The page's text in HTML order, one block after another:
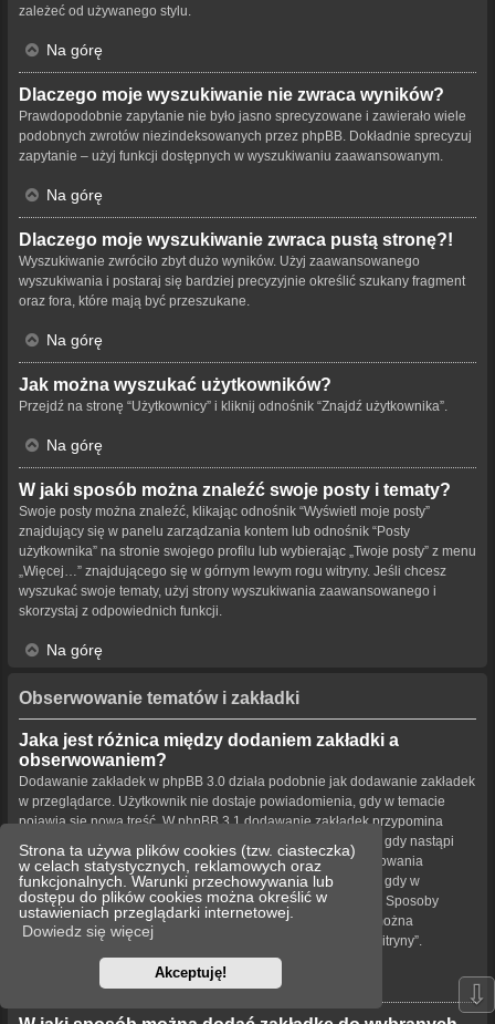
Strona ta używa plików cookies (tzw. ciasteczka)
w celach statystycznych, reklamowych oraz
funkcjonalnych. Warunki przechowywania lub
dostępu do plików cookies można określić w
ustawieniach przeglądarki internetowej.
Dowiedz się więcej
Akceptuję!
zależeć od używanego stylu.
Na górę
Dlaczego moje wyszukiwanie nie zwraca wyników?
Prawdopodobnie zapytanie nie było jasno sprecyzowane i zawierało wiele
podobnych zwrotów niezindeksowanych przez phpBB. Dokładnie sprecyzuj
zapytanie – użyj funkcji dostępnych w wyszukiwaniu zaawansowanym.
Na górę
Dlaczego moje wyszukiwanie zwraca pustą stronę?!
Wyszukiwanie zwróciło zbyt dużo wyników. Użyj zaawansowanego
wyszukiwania i postaraj się bardziej precyzyjnie określić szukany fragment
oraz fora, które mają być przeszukane.
Na górę
Jak można wyszukać użytkowników?
Przejdź na stronę “Użytkownicy” i kliknij odnośnik “Znajdź użytkownika”.
Na górę
W jaki sposób można znaleźć swoje posty i tematy?
Swoje posty można znaleźć, klikając odnośnik “Wyświetl moje posty”
znajdujący się w panelu zarządzania kontem lub odnośnik “Posty
użytkownika” na stronie swojego profilu lub wybierając „Twoje posty” z menu
„Więcej…” znajdującego się w górnym lewym rogu witryny. Jeśli chcesz
wyszukać swoje tematy, użyj strony wyszukiwania zaawansowanego i
skorzystaj z odpowiednich funkcji.
Na górę
Obserwowanie tematów i zakładki
Jaka jest różnica między dodaniem zakładki a
obserwowaniem?
Dodawanie zakładek w phpBB 3.0 działa podobnie jak dodawanie zakładek
w przeglądarce. Użytkownik nie dostaje powiadomienia, gdy w temacie
pojawia się nowa treść. W phpBB 3.1 dodawanie zakładek przypomina
obserwowanie tematu. Użytkownik może być powiadamiany, gdy nastąpi
aktualizacja tematu oznaczonego zakładką. Funkcja obserwowania
powiadamia użytkownika – w wybrany przez niego sposób – gdy w
obserwowanym temacie bądź forum pojawiła się nowa treść. Sposoby
powiadamiania dla zakładek i obserwowanych elementów można
konfigurować w panelu użytkownika na karcie „Ustawienia witryny”.
⇩